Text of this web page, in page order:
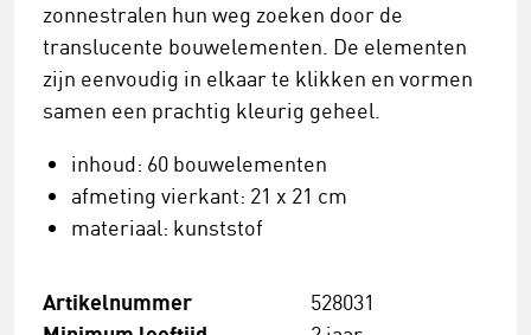
zonnestralen hun weg zoeken door de
translucente bouwelementen. De elementen
zijn eenvoudig in elkaar te klikken en vormen
samen een prachtig kleurig geheel.
inhoud: 60 bouwelementen
afmeting vierkant: 21 x 21 cm
materiaal: kunststof
Artikelnummer 528031